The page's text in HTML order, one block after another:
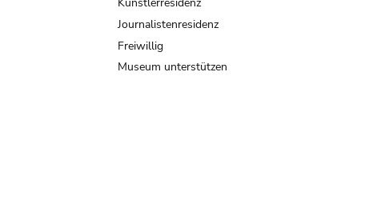
Journalistenresidenz
Freiwillig
Museum unterstützen